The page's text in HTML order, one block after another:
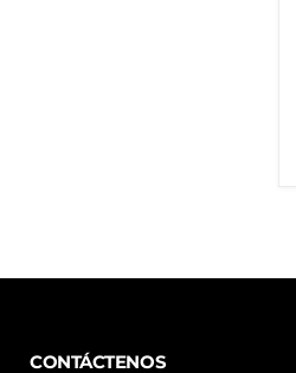
CONTÁCTENOS